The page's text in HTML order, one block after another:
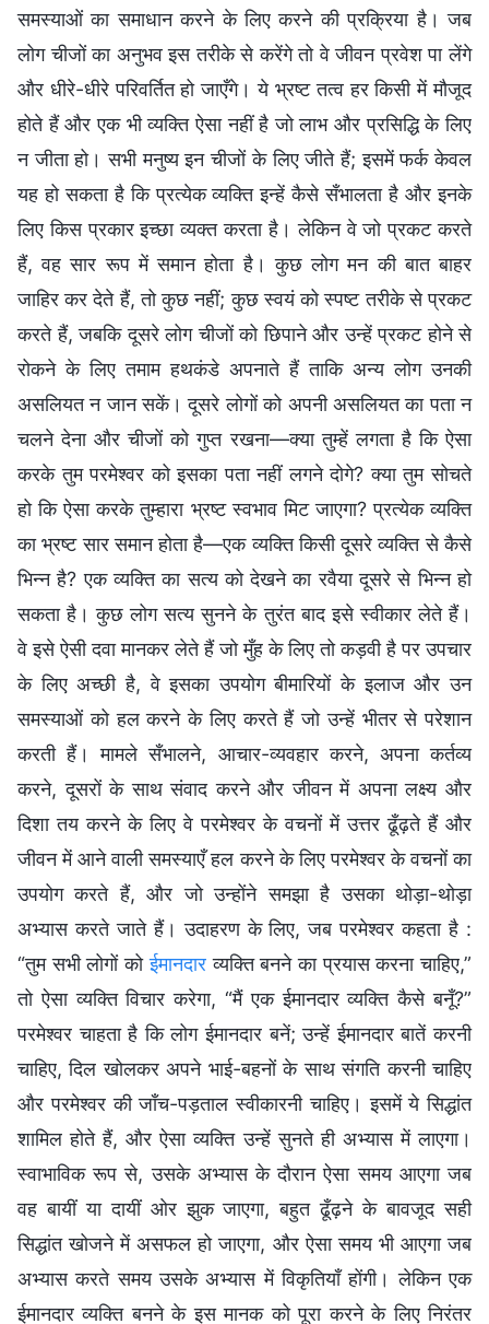
समस्याओं का समाधान करने के लिए करने की प्रक्रिया है। जब
लोग चीजों का अनुभव इस तरीके से करेंगे तो वे जीवन प्रवेश पा लेंगे
और धीरे-धीरे परिवर्तित हो जाएँगे। ये भ्रष्ट तत्व हर किसी में मौजूद
होते हैं और एक भी व्यक्ति ऐसा नहीं है जो लाभ और प्रसिद्धि के लिए
न जीता हो। सभी मनुष्य इन चीजों के लिए जीते हैं; इसमें फर्क केवल
यह हो सकता है कि प्रत्येक व्यक्ति इन्हें कैसे सँभालता है और इनके
लिए किस प्रकार इच्छा व्यक्त करता है। लेकिन वे जो प्रकट करते
हैं, वह सार रूप में समान होता है। कुछ लोग मन की बात बाहर
जाहिर कर देते हैं, तो कुछ नहीं; कुछ स्वयं को स्पष्ट तरीके से प्रकट
करते हैं, जबकि दूसरे लोग चीजों को छिपाने और उन्हें प्रकट होने से
रोकने के लिए तमाम हथकंडे अपनाते हैं ताकि अन्य लोग उनकी
असलियत न जान सकें। दूसरे लोगों को अपनी असलियत का पता न
चलने देना और चीजों को गुप्त रखना—क्या तुम्हें लगता है कि ऐसा
करके तुम परमेश्वर को इसका पता नहीं लगने दोगे? क्या तुम सोचते
हो कि ऐसा करके तुम्हारा भ्रष्ट स्वभाव मिट जाएगा? प्रत्येक व्यक्ति
का भ्रष्ट सार समान होता है—एक व्यक्ति किसी दूसरे व्यक्ति से कैसे
भिन्न है? एक व्यक्ति का सत्य को देखने का रवैया दूसरे से भिन्न हो
सकता है। कुछ लोग सत्य सुनने के तुरंत बाद इसे स्वीकार लेते हैं।
वे इसे ऐसी दवा मानकर लेते हैं जो मुँह के लिए तो कड़वी है पर उपचार
के लिए अच्छी है, वे इसका उपयोग बीमारियों के इलाज और उन
समस्याओं को हल करने के लिए करते हैं जो उन्हें भीतर से परेशान
करती हैं। मामले सँभालने, आचार-व्यवहार करने, अपना कर्तव्य
करने, दूसरों के साथ संवाद करने और जीवन में अपना लक्ष्य और
दिशा तय करने के लिए वे परमेश्वर के वचनों में उत्तर ढूँढ़ते हैं और
जीवन में आने वाली समस्याएँ हल करने के लिए परमेश्वर के वचनों का
उपयोग करते हैं, और जो उन्होंने समझा है उसका थोड़ा-थोड़ा
अभ्यास करते जाते हैं। उदाहरण के लिए, जब परमेश्वर कहता है :
“तुम सभी लोगों कोईमानदारव्यक्ति बनने का प्रयास करना चाहिए,”
तो ऐसा व्यक्ति विचार करेगा, “मैं एक ईमानदार व्यक्ति कैसे बनूँ?”
परमेश्वर चाहता है कि लोग ईमानदार बनें; उन्हें ईमानदार बातें करनी
चाहिए, दिल खोलकर अपने भाई-बहनों के साथ संगति करनी चाहिए
और परमेश्वर की जाँच-पड़ताल स्वीकारनी चाहिए। इसमें ये सिद्धांत
शामिल होते हैं, और ऐसा व्यक्ति उन्हें सुनते ही अभ्यास में लाएगा।
स्वाभाविक रूप से, उसके अभ्यास के दौरान ऐसा समय आएगा जब
वह बायीं या दायीं ओर झुक जाएगा, बहुत ढूँढ़ने के बावजूद सही
सिद्धांत खोजने में असफल हो जाएगा, और ऐसा समय भी आएगा जब
अभ्यास करते समय उसके अभ्यास में विकृतियाँ होंगी। लेकिन एक
ईमानदार व्यक्ति बनने के इस मानक को पूरा करने के लिए निरंतर